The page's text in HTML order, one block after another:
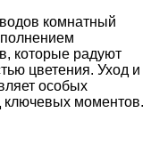
комнатный
которые радуют
цветения. Уход и
особых
ключевых моментов.